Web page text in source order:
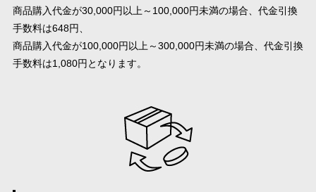
商品購入代金が30,000円以上～100,000円未満の場合、代金引換
手数料は648円、
商品購入代金が100,000円以上～300,000円未満の場合、代金引換
手数料は1,080円となります。